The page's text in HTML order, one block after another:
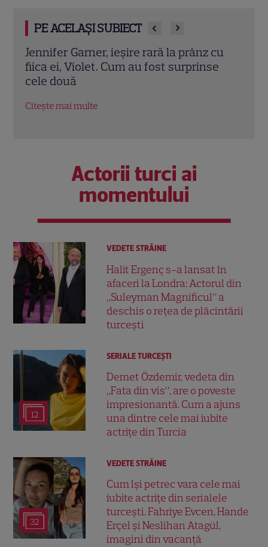
PE ACELAȘI SUBIECT
Eren Kasikci, fost câștigător MasterChef
Turcia, a murit la 37 de ani. Bucătarul a
fost găsit fără viață în locuința sa
Citește mai multe
Actorii turci ai
momentului
VEDETE STRĂINE
Halit Ergenç s-a lansat în
afaceri la Londra: Actorul din
„Suleyman Magnificul” a
deschis o rețea de plăcintării
turcești
12
SERIALE TURCEŞTI
Demet Özdemir, vedeta din
„Fata din vis”, are o poveste
impresionantă. Cum a ajuns
una dintre cele mai iubite
actrițe din Turcia
32
VEDETE STRĂINE
Cum își petrec vara cele mai
iubite actrițe din serialele
turcești. Fahriye Evcen, Hande
Erçel și Neslihan Atagül,
imagini din vacanță